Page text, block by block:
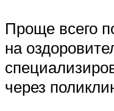
Проще всего
на
через